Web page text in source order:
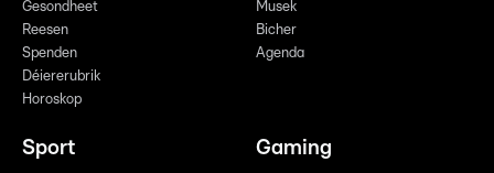
Gesondheet
Reesen
Spenden
Déiererubrik
Horoskop
Musek
Bicher
Agenda
Sport Gaming